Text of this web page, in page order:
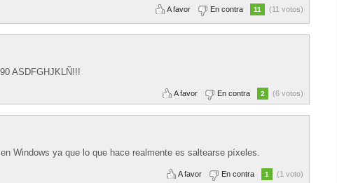
A favor En contra 11 (11 votos)
ASDFGHJKLÑ!!!
A favor En contra 2 (6 votos)
Windows ya que lo que hace realmente es saltearse píxeles.
A favor En contra 1 (1 voto)